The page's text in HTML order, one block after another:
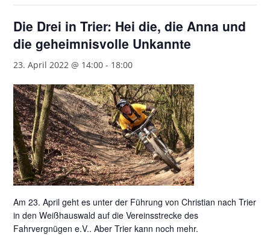
Die Drei in Trier: Hei die, die Anna und
die geheimnisvolle Unkannte
23. April 2022 @ 14:00 - 18:00
Am 23. April geht es unter der Führung von Christian nach Trier
in den Weißhauswald auf die Vereinsstrecke des
Fahrvergnügen e.V.. Aber Trier kann noch mehr.